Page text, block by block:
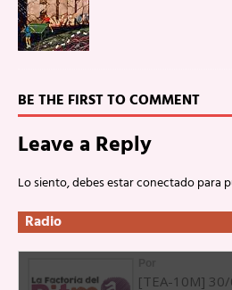
BE THE FIRST TO COMMENT
Leave a Reply
Lo siento, debes estarconectadopara
Radio